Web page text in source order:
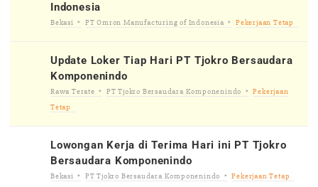
Indonesia
Bekasi PT Omron Manufacturing of Indonesia Pekerjaan Tetap
Update Loker Tiap Hari PT Tjokro Bersaudara
Komponenindo
Rawa Terate PT Tjokro Bersaudara Komponenindo
Pekerjaan
Tetap
Lowongan Kerja di Terima Hari ini PT Tjokro
Bersaudara Komponenindo
Bekasi PT Tjokro Bersaudara Komponenindo Pekerjaan Tetap